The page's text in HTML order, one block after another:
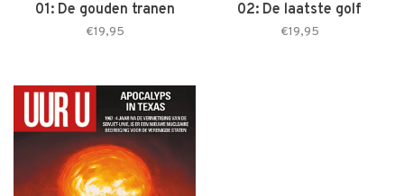
01: De gouden tranen
€19,95
02: De laatste golf
€19,95